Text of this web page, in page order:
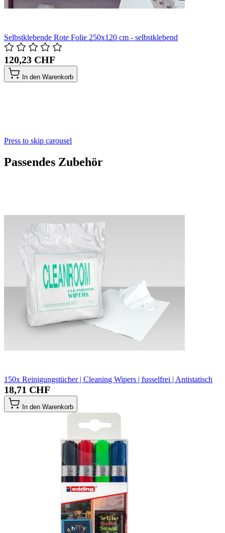
Selbstklebende Rote Folie 250x120 cm - selbstklebend
120,23 CHF
In den Warenkorb
Press to skip carousel
Passendes Zubehör
150x Reinigungstücher | Cleaning Wipers | fusselfrei | Antistatisch
18,71 CHF
In den Warenkorb